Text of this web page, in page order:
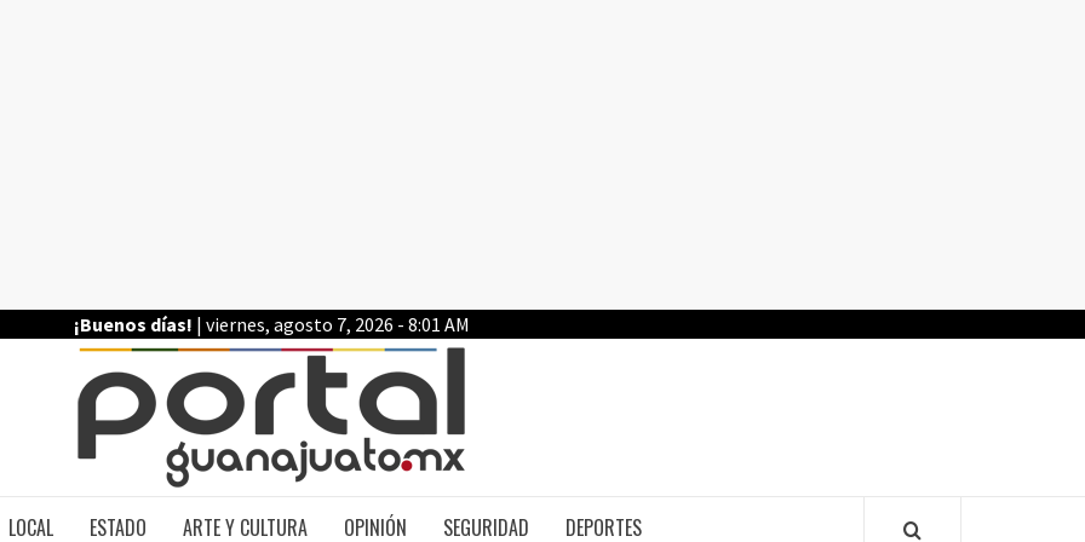
¡Buenos días! | viernes, agosto 7, 2026 - 8:01 AM
LOCAL ESTADO ARTE Y CULTURA OPINIÓN SEGURIDAD DEPORTES